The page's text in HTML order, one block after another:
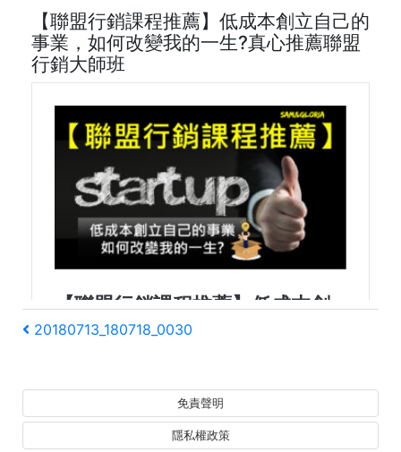
【聯盟行銷課程推薦】低成本創立自己的
事業，如何改變我的一生?真心推薦聯盟
行銷大師班
文
導
上
文
章
20180713_180718_0030
免責聲明
隱私權政策